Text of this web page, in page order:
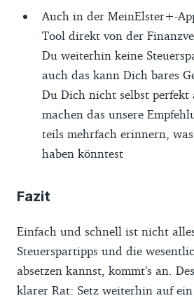
Auch in der MeinElster+-
Tool direkt von der
Du weiterhin keine
auch das kann Dich bares
Du Dich nicht selbst perfekt
machen das unsere
teils mehrfach erinnern, was
haben könntest
Fazit
Einfach und schnell ist nicht
Steuerspartipps und die
absetzen kannst, kommt’s an.
klarer Rat: Setz weiterhin auf ein